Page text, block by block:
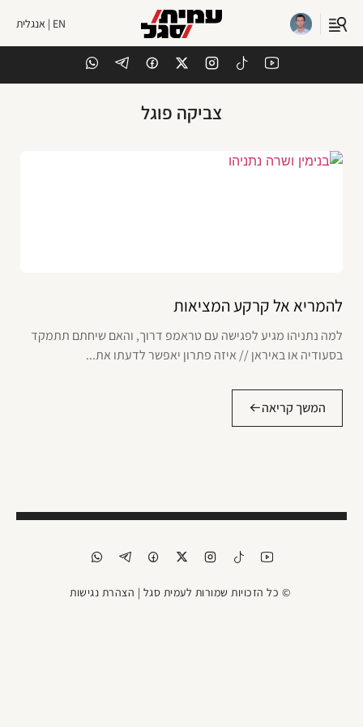
EN | אנגלית
צביקה פוגל
להמריא אל קרקע המציאות
למה נתניהו מגיע לפגישה עם טראמפ דרוך, והאם שיחתם תתמקד
בסעודיה או באיראן // איזה פתרון יאפשר לדעתו את...
המשך קריאה
© כל הזכויות שמורות לעמית סגל | הצהרת נגישות